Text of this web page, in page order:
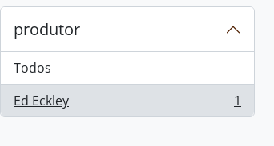
produtor
Todos
Ed Eckley
, 1 resultados 1